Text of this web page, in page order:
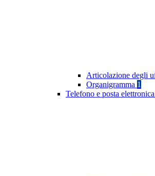
Articolazione degli
Organigramma 1
Telefono e posta elettronica